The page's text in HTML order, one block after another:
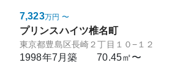
7,323万円 〜
プリンスハイツ椎名町
東京都豊島区長崎２丁目１０−１２
1998年7月築 70.45㎡〜